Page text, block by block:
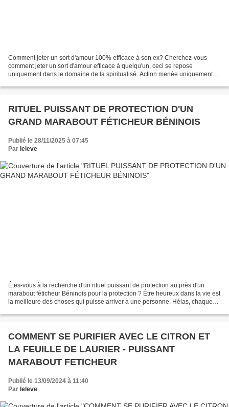
Comment jeter un sort d'amour 100% efficace à son ex? Cherchez-vous
comment jeter un sort d'amour efficace à quelqu'un, ceci se repose
uniquement dans le domaine de la spiritualisé. Action menée uniquement
RITUEL PUISSANT DE PROTECTION D'UN
GRAND MARABOUT FÉTICHEUR BÉNINOIS
Publié le 28/11/2025 à 07:45
Par leleve
Êtes-vous à la recherche d'un rituel puissant de protection au près d'un
marabout féticheur Béninois pour la protection ? Être heureux dans la vie est
la meilleure des choses qui puisse arriver à une personne. Hélas, chaque
COMMENT SE PURIFIER AVEC LE CITRON ET
LA FEUILLE DE LAURIER - PUISSANT
MARABOUT FETICHEUR
Publié le 13/09/2024 à 11:40
Par leleve